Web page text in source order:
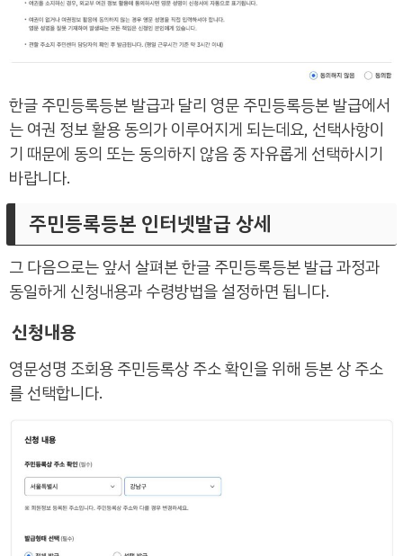
한글 주민등록등본 발급과 달리 영문 주민등록등본 발급에서
는 여권 정보 활용 동의가 이루어지게 되는데요, 선택사항이
기 때문에 동의 또는 동의하지 않음 중 자유롭게 선택하시기
바랍니다.
주민등록등본 인터넷발급 상세
그 다음으로는 앞서 살펴본 한글 주민등록등본 발급 과정과
동일하게 신청내용과 수령방법을 설정하면 됩니다.
신청내용
영문성명 조회용 주민등록상 주소 확인을 위해 등본 상 주소
를 선택합니다.